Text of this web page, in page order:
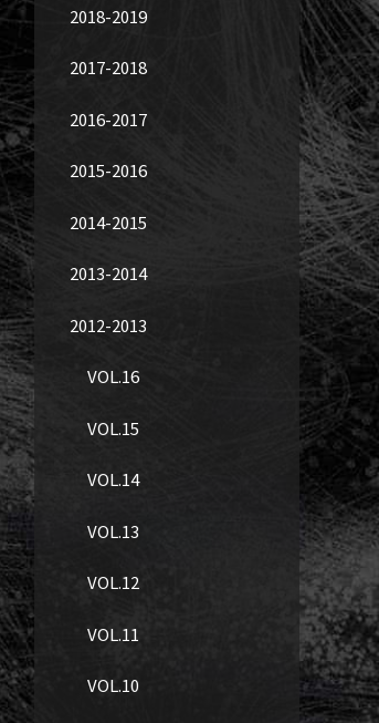
2018-2019
2017-2018
2016-2017
2015-2016
2014-2015
2013-2014
2012-2013
VOL.16
VOL.15
VOL.14
VOL.13
VOL.12
VOL.11
VOL.10